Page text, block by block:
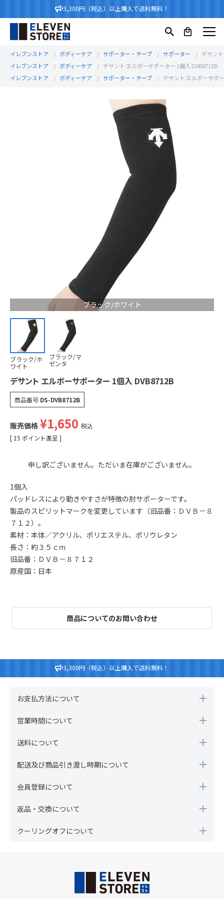
3,300円（税込）以上購入で送料無料！
イレブンストア ボディーケア サポーター・テープ サポーター
デサン
イレブンストア
ボディーケア
デサント エルボーサポーター 1個入 DVB8712B
イレブンストア
ボディーケア サポーター・テープ デサント エルボーサポ
ブラック/ホワイト
ブラック/ホ
ワイト
ブラック/マ
ゼンタ
デサント エルボーサポーター 1個入 DVB8712B
商品番号 DS-DVB8712B
販売価格 ¥1,650 税込
[ 15 ポイント進呈 ]
申し訳ございません。ただいま在庫がございません。
1個入
パッドレスにより動きやすさが特徴の肘サポーターです。
製品のスピリットマークを変更しています（旧品番：ＤＶＢ－８
７１２）。
素材：本体／アクリル、ポリエステル、ポリウレタン
長さ：約３５ｃｍ
旧品番：ＤＶＢ－８７１２
原産国：日本
商品についてのお問い合わせ
3,300円（税込）以上購入で送料無料！
お支払方法について
営業時間について
送料について
配送及び商品引き渡し時期について
会員登録について
返品・交換について
クーリングオフについて